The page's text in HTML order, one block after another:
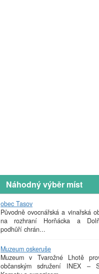
Náhodný výběr míst
obec Tasov
Původně ovocnářská a vinařská
na rozhraní Horňácka a
podhůří chrán...
Muzeum oskeruše
Muzeum v Tvarožné Lhotě
občanským sdružení INEX –